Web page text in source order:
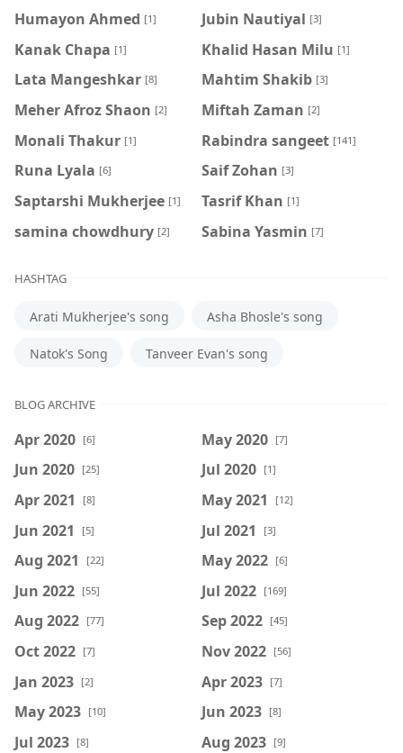
Humayon Ahmed [1] Jubin Nautiyal [3]
Kanak Chapa [1] Khalid Hasan Milu [1]
Lata Mangeshkar [8] Mahtim Shakib [3]
Meher Afroz Shaon [2] Miftah Zaman [2]
Monali Thakur [1] Rabindra sangeet [141]
Runa Lyala [6] Saif Zohan [3]
Saptarshi Mukherjee [1] Tasrif Khan [1]
samina chowdhury [2] ‍Sabina Yasmin [7]
HASHTAG
Arati Mukherjee's song Asha Bhosle's song
Natok's Song Tanveer Evan's song
BLOG ARCHIVE
Apr 2020 [6] May 2020 [7]
Jun 2020 [25] Jul 2020 [1]
Apr 2021 [8] May 2021 [12]
Jun 2021 [5] Jul 2021 [3]
Aug 2021 [22] May 2022 [6]
Jun 2022 [55] Jul 2022 [169]
Aug 2022 [77] Sep 2022 [45]
Oct 2022 [7] Nov 2022 [56]
Jan 2023 [2] Apr 2023 [7]
May 2023 [10] Jun 2023 [8]
Jul 2023 [8] Aug 2023 [9]